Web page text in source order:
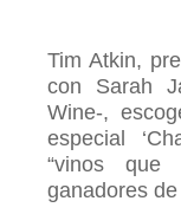
Tim Atkin,
con Sarah
Wine-,
especial
“vinos
ganadores de